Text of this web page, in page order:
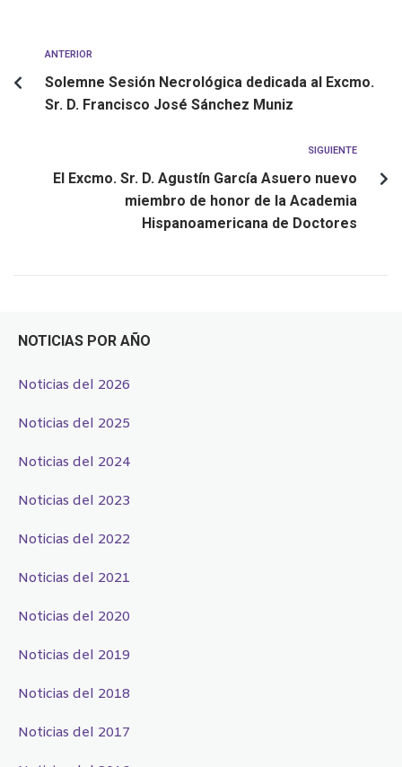
ANTERIOR
Solemne Sesión Necrológica dedicada al Excmo.
Sr. D. Francisco José Sánchez Muniz
SIGUIENTE
El Excmo. Sr. D. Agustín García Asuero nuevo
miembro de honor de la Academia
Hispanoamericana de Doctores
NOTICIAS POR AÑO
Noticias del 2026
Noticias del 2025
Noticias del 2024
Noticias del 2023
Noticias del 2022
Noticias del 2021
Noticias del 2020
Noticias del 2019
Noticias del 2018
Noticias del 2017